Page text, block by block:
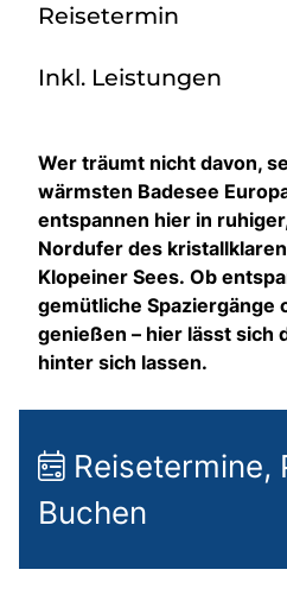
Reisetermin
Inkl. Leistungen
Wer träumt nicht davon,
wärmsten Badesee
entspannen hier in
Nordufer des
Klopeiner Sees. Ob
gemütliche Spaziergänge
genießen – hier lässt sich
hinter sich lassen.
Reisetermine,
Buchen